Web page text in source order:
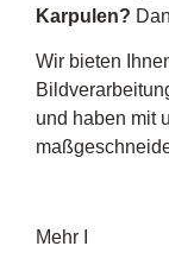
Karpulen?
Wir bieten
und haben mit
Mehr I